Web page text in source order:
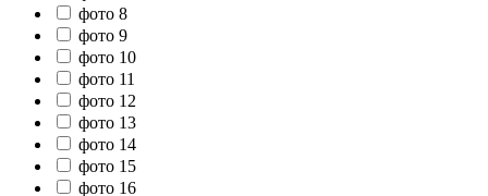
фото 8
фото 9
фото 10
фото 11
фото 12
фото 13
фото 14
фото 15
фото 16